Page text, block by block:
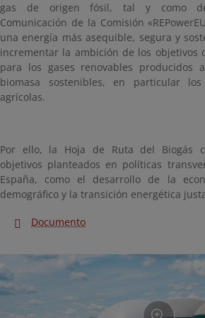
gas de origen fósil, tal y como
Comunicación de la Comisión
una energía más asequible, segura y
incrementar la ambición de los objetivos
para los gases renovables
biomasa sostenibles, en particular
agrícolas.
Por ello, la Hoja de Ruta del Biogás
objetivos planteados en políticas
España, como el desarrollo de la
demográfico y la transición energética
Documento